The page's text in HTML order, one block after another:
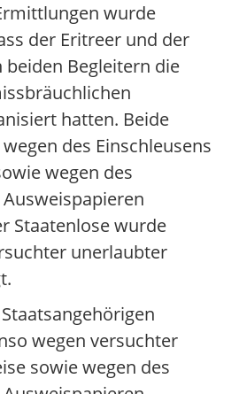
wurde
der Eritreer und der
beiden Begleitern die
hatten. Beide
des Einschleusens
wegen des
Staatenlose wurde
unerlaubter
wegen versuchter
sowie wegen des